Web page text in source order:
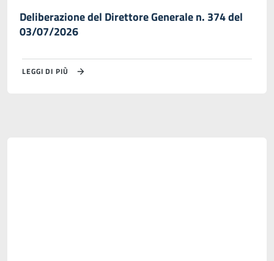
Deliberazione del Direttore Generale n. 374 del
03/07/2026
LEGGI DI PIÙ